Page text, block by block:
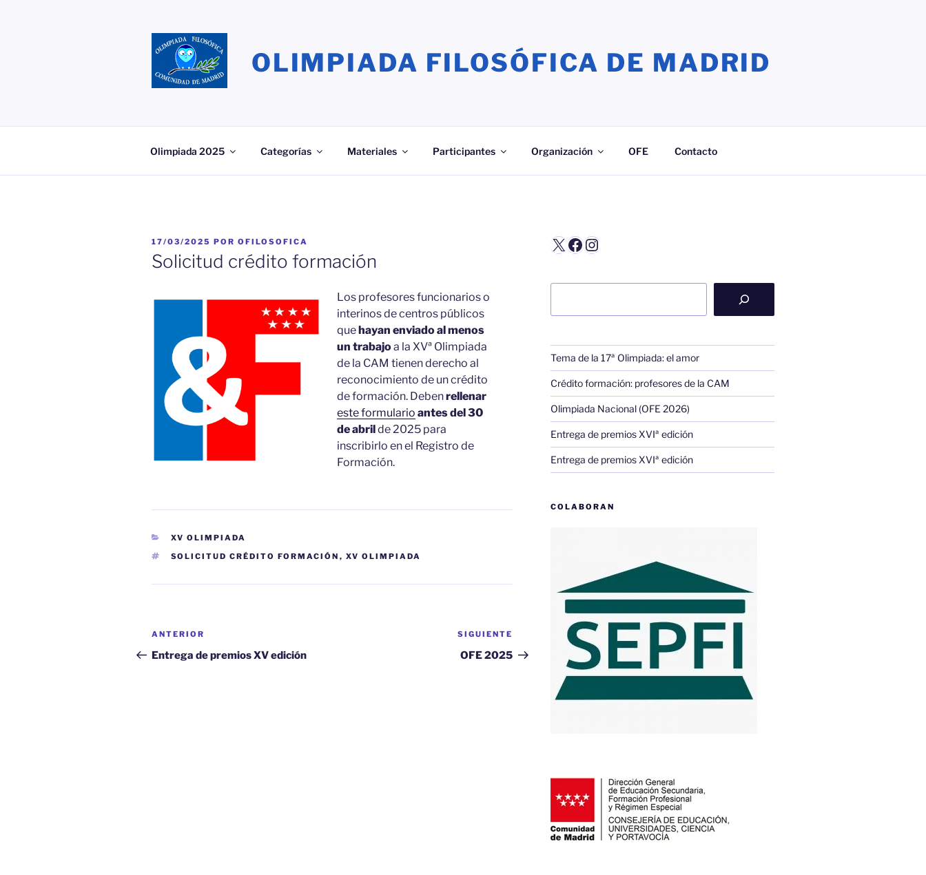
OLIMPIADA FILOSÓFICA DE MADRID
Olimpiada 2025 Categorías Materiales Participantes Organización OFE Contacto
PUBLICADO
EL
17/03/2025 POR OFILOSOFICA
Solicitud crédito formación
Los profesores funcionarios o
interinos de centros públicos
que hayan enviado al menos
un trabajoa la XVª Olimpiada
de la CAM tienen derecho al
reconocimiento de un crédito
de formación. Debenrellenar
este formulario antes del 30
de abril de 2025 para
inscribirlo en el Registro de
Formación.
CATEGORÍAS
XV OLIMPIADA
ETIQUETAS
SOLICITUD CRÉDITO FORMACIÓN , XV OLIMPIADA
Navegación
de
Entrada
anterior:
ANTERIOR
Entrega de premios XV edición
entrada
SIGUIENTE
OFE 2025
X Facebook
Instagram
Tema de la 17ª Olimpiada: el amor
Crédito formación: profesores de la CAM
Olimpiada Nacional (OFE 2026)
Entrega de premios XVIª edición
Entrega de premios XVIª edición
COLABORAN